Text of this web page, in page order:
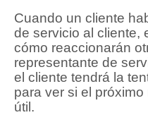
Cuando un cliente
de servicio al cliente,
cómo reaccionarán
representante de
el cliente tendrá la
para ver si el
útil.